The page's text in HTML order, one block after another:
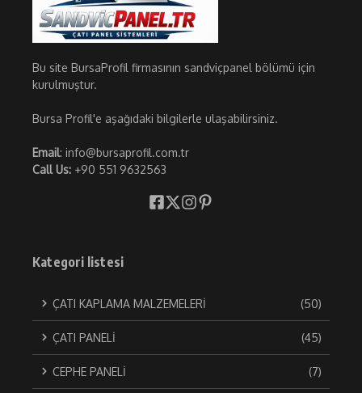
Bu site BursaProfil firmasının sandviçpanel bölümü için
kurulmuştur.
Bursa Profil'e aşağıdaki bilgilerle ulaşabilirsiniz.
Email: info@bursaprofil.com.tr
Call Us: +90 551 9632563
Kategori listesi
ÇATI KAPLAMA MALZEMELERİ (50)
ÇATI PANELİ (45)
CEPHE PANELİ (7)